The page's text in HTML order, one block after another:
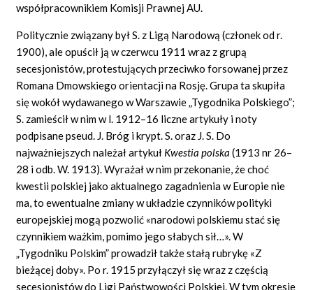
współpracownikiem Komisji Prawnej AU.
Politycznie związany był S. z Ligą Narodową (członek od r.
1900), ale opuścił ją w czerwcu 1911 wraz z grupą
secesjonistów, protestujących przeciwko forsowanej przez
Romana Dmowskiego orientacji na Rosję. Grupa ta skupiła
się wokół wydawanego w Warszawie „Tygodnika Polskiego”;
S. zamieścił w nim w l. 1912–16 liczne artykuły i noty
podpisane pseud. J. Bróg i krypt. S. oraz J. S. Do
najważniejszych należał artykuł Kwestia polska(1913 nr 26–
28 i odb. W. 1913). Wyrażał w nim przekonanie, że choć
kwestii polskiej jako aktualnego zagadnienia w Europie nie
ma, to ewentualne zmiany w układzie czynników polityki
europejskiej mogą pozwolić «narodowi polskiemu stać się
czynnikiem ważkim, pomimo jego słabych sił…». W
„Tygodniku Polskim” prowadził także stałą rubrykę «Z
bieżącej doby». Po r. 1915 przyłączył się wraz z częścią
secesjonistów do Ligi Państwowości Polskiej. W tym okresie